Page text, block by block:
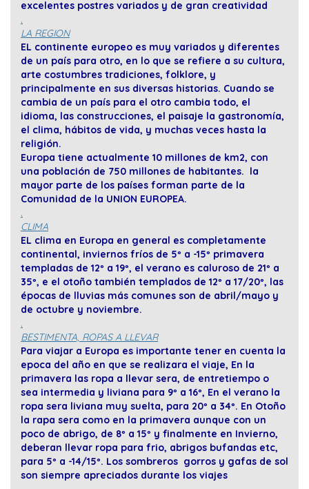
excelentes postres variados y de gran creatividad
.
LA REGION
EL continente europeo es muy variados y diferentes
de un país para otro, en lo que se refiere a su cultura,
arte costumbres tradiciones, folklore, y
principalmente en sus diversas historias. Cuando se
cambia de un país para el otro cambia todo, el
idioma, las construcciones, el paisaje la gastronomía,
el clima, hábitos de vida, y muchas veces hasta la
religión.
Europa tiene actualmente 10 millones de km2, con
una población de 750 millones de habitantes. la
mayor parte de los países forman parte de la
Comunidad de la UNION EUROPEA.
.
CLIMA
EL clima en Europa en general es completamente
continental, inviernos fríos de 5º a -15º primavera
templadas de 12º a 19º, el verano es caluroso de 21º a
35º, e el otoño también templados de 12º a 17/20º, las
épocas de lluvias más comunes son de abril/mayo y
de octubre y noviembre.
.
BESTIMENTA, ROPAS A LLEVAR
Para viajar a Europa es importante tener en cuenta la
epoca del año en que se realizara el viaje, En la
primavera las ropa a llevar sera, de entretiempo o
sea intermedia y liviana para 9º a 16º, En el verano la
ropa sera liviana muy suelta, para 20º a 34º. En Otoño
la rapa sera como en la primavera aunque con un
poco de abrigo, de 8º a 15º y finalmente en Invierno,
deberan llevar ropa para frio, abrigos bufandas etc,
para 5º a -14/15º. Los sombreros gorros y gafas de sol
son siempre apreciados durante los viajes